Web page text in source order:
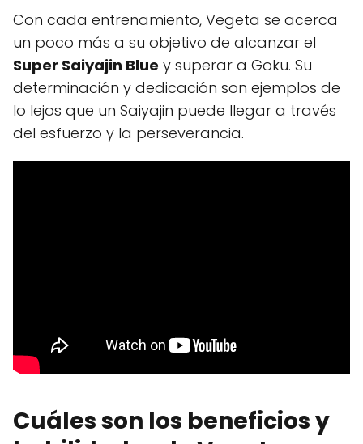
Con cada entrenamiento, Vegeta se acerca
un poco más a su objetivo de alcanzar el
Super Saiyajin Blue y superar a Goku. Su
determinación y dedicación son ejemplos de
lo lejos que un Saiyajin puede llegar a través
del esfuerzo y la perseverancia.
Cuáles son los beneficios y